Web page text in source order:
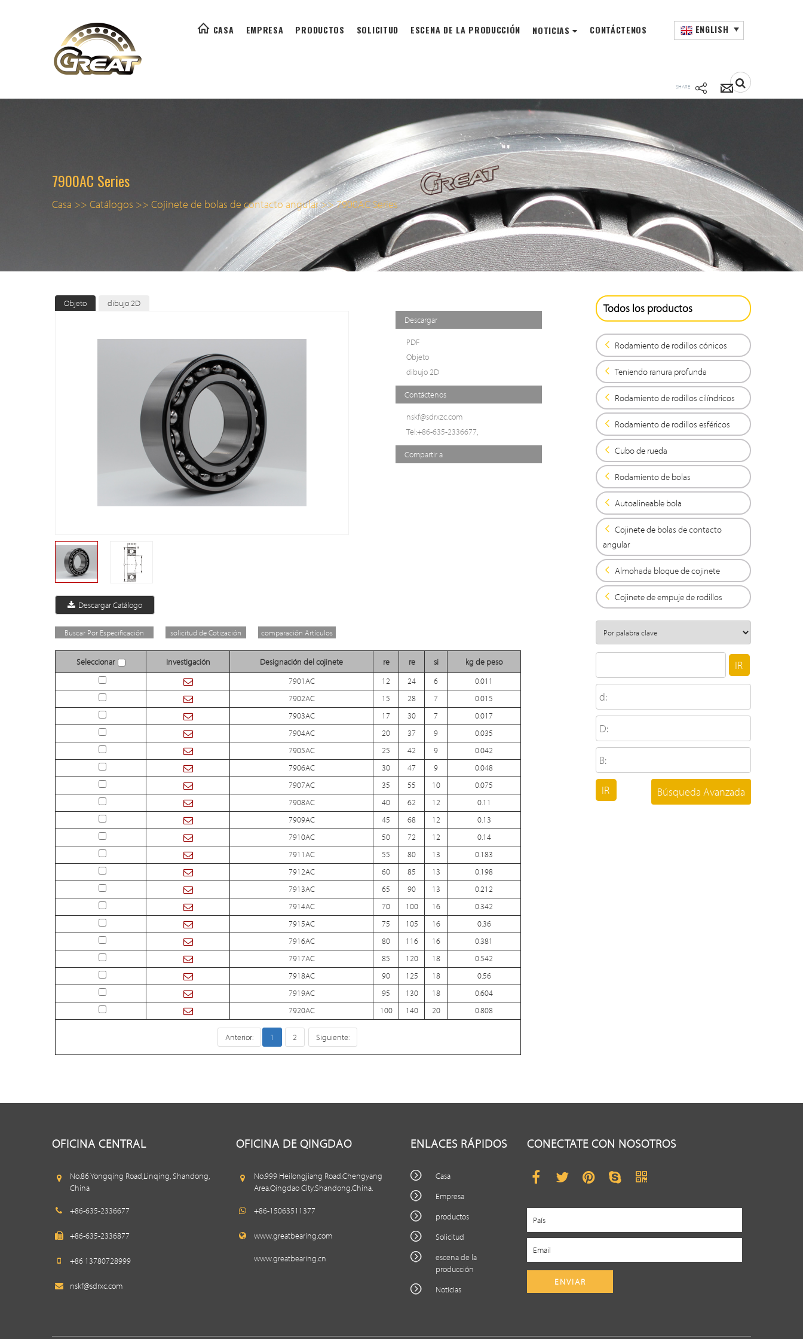
CASA EMPRESA PRODUCTOS SOLICITUD ESCENA DE LA PRODUCCIÓN NOTICIAS CONTÁCTENOS ENGLISH
SHARE
7900AC Series
Casa >> Catálogos >> Cojinete de bolas de contacto angular>>7900AC Series
Todos los productos
Rodamiento de rodillos cónicos
Teniendo ranura profunda
Rodamiento de rodillos cilíndricos
Rodamiento de rodillos esféricos
Cubo de rueda
Rodamiento de bolas
Autoalineable bola
Cojinete de bolas de contacto
angular
Almohada bloque de cojinete
Cojinete de empuje de rodillos
Búsqueda Avanzada
Objeto
dibujo 2D
Descargar
PDF
Objeto
dibujo 2D
Contáctenos
nskf@sdrxzc.com
Tel:+86-635-2336677,
Compartir a
Descargar Catálogo
Buscar Por Especificación solicitud de Cotización comparación Artículos
Seleccionar Investigación Designación del cojinete re re si
kg de peso
7901AC
12 24 6
0.011
7902AC
15 28 7
0.015
7903AC
17 30 7
0.017
7904AC
20 37 9
0.035
7905AC
25 42 9
0.042
7906AC
30 47 9
0.048
7907AC
35 55 10
0.075
7908AC
40 62 12
0.11
7909AC
45 68 12
0.13
7910AC
50 72 12
0.14
7911AC
55 80 13
0.183
7912AC
60 85 13
0.198
7913AC
65 90 13
0.212
7914AC
70 100 16
0.342
7915AC
75 105 16
0.36
7916AC
80 116 16
0.381
7917AC
85 120 18
0.542
7918AC
90 125 18
0.56
7919AC
95 130 18
0.604
7920AC
100 140 20 0.808
Anterior: 1 2 Siguiente:
OFICINA CENTRAL
No.86 Yongqing Road,Linqing, Shandong,
China
+86-635-2336677
+86-635-2336877
+86 13780728999
nskf@sdrxc.com
OFICINA DE QINGDAO
No.999 Heilongjiang Road.Chengyang
Area.Qingdao City.Shandong.China.
+86-15063511377
www.greatbearing.com
www.greatbearing.cn
ENLACES RÁPIDOS
Casa
Empresa
productos
Solicitud
escena de la
producción
Noticias
CONECTATE CON NOSOTROS